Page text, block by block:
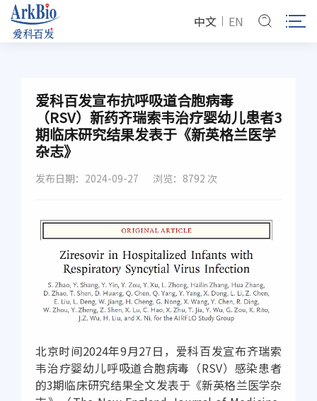
中文 EN
爱科百发宣布抗呼吸道合胞病毒
（RSV）新药齐瑞索韦治疗婴幼儿患者3
期临床研究结果发表于《新英格兰医学
杂志》
发布日期：2024-09-27 浏览：8792 次
北京时间2024年9月27日，爱科百发宣布齐瑞索
韦治疗婴幼儿呼吸道合胞病毒（RSV）感染患者
的3期临床研究结果全文发表于《新英格兰医学杂